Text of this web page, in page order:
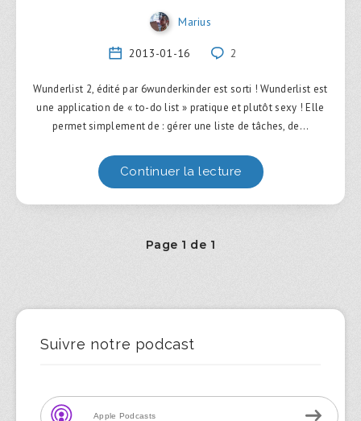
Marius
2013-01-16 2
Wunderlist 2, édité par 6wunderkinder est sorti ! Wunderlist est
une application de « to-do list » pratique et plutôt sexy ! Elle
permet simplement de : gérer une liste de tâches, de…
Continuer la lecture
Page 1 de 1
Suivre notre podcast
Apple Podcasts